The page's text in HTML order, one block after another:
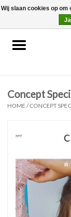
gaarne.be
Patronen
Garen
Gaarne gemaakt
Cadeaubonnen
Pakketten
Concept
HOME /CONCEPT
Wij slaan cookies op om
Ja